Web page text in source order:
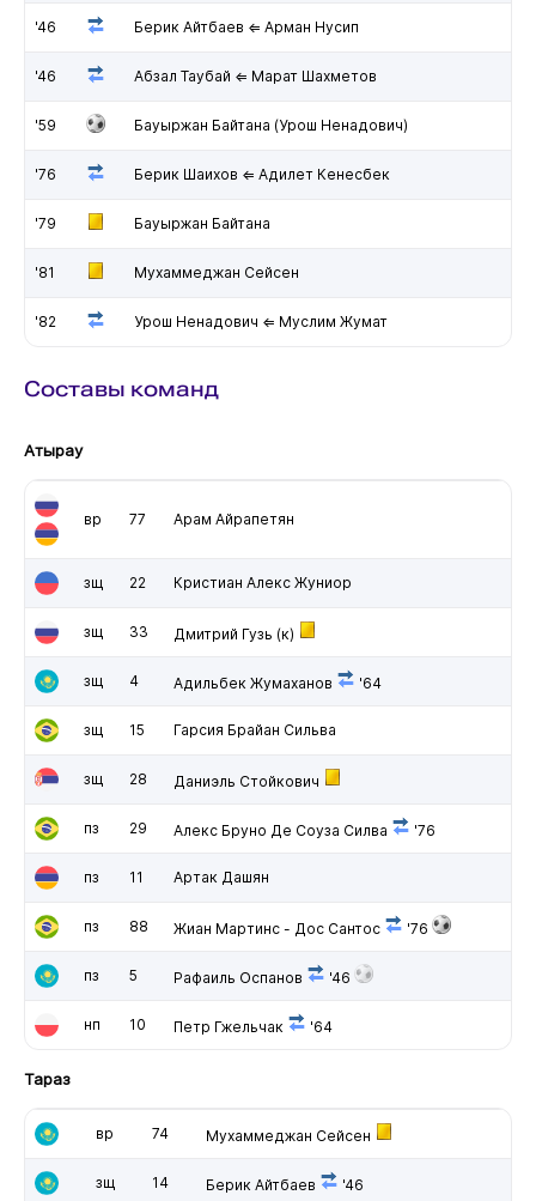
'46 Берик Айтбаев ⇐ Арман Нусип
'46 Абзал Таубай ⇐ Марат Шахметов
'59 Бауыржан Байтана (Урош Ненадович)
'76 Берик Шаихов ⇐ Адилет Кенесбек
'79 Бауыржан Байтана
'81 Мухаммеджан Сейсен
'82 Урош Ненадович ⇐ Муслим Жумат
Составы команд
Атырау
вр 77 Арам Айрапетян
зщ 22 Кристиан Алекс Жуниор
зщ 33 Дмитрий Гузь (к)
зщ 4 Адильбек Жумаханов '64
зщ 15 Гарсия Брайан Сильва
зщ 28 Даниэль Стойкович
пз 29 Алекс Бруно Де Соуза Силва '76
пз 11 Артак Дашян
пз 88 Жиан Мартинс - Дос Сантос '76
пз 5 Рафаиль Оспанов '46
нп 10 Петр Гжельчак '64
Тараз
вр 74 Мухаммеджан Сейсен
зщ 14 Берик Айтбаев '46